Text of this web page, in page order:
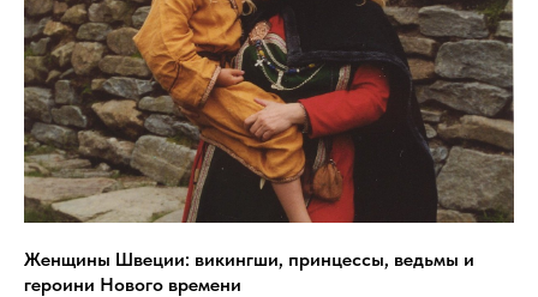
Женщины Швеции: викингши, принцессы, ведьмы и
героини Нового времени